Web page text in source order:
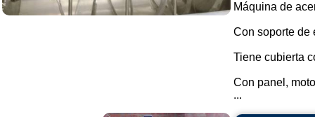
Máquina de
Con soporte de
Tiene cubierta
Con panel,
...